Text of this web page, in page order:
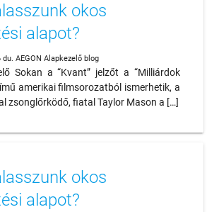
okos
alapot?
du. AEGON Alapkezelő blog
Sokan a “Kvant” jelzőt a “Milliárdok
amerikai filmsorozatból ismerhetik, a
zsonglőrködő, fiatal Taylor Mason a […]
okos
alapot?